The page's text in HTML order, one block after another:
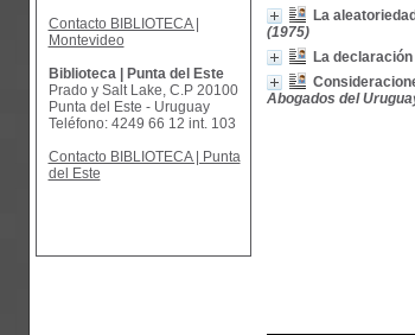
La
(1975)
La
Abogados del
Contacto BIBLIOTECA |
Montevideo
Biblioteca | Punta del Este
Prado y Salt Lake, C.P 20100
Punta del Este - Uruguay
Teléfono: 4249 66 12 int. 103
Contacto BIBLIOTECA | Punta
del Este